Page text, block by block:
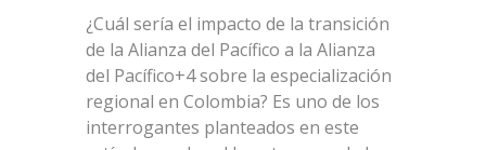
¿Cuál sería el impacto de la transición
de la Alianza del Pacífico a la Alianza
del Pacífico+4 sobre la especialización
regional en Colombia? Es uno de los
interrogantes planteados en este